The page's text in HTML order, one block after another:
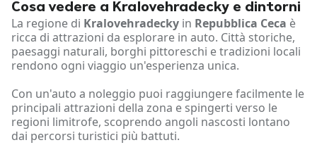
Cosa vedere a Kralovehradecky e dintorni
La regione di Kralovehradecky in Repubblica Ceca è
ricca di attrazioni da esplorare in auto. Città storiche,
paesaggi naturali, borghi pittoreschi e tradizioni locali
rendono ogni viaggio un'esperienza unica.
Con un'auto a noleggio puoi raggiungere facilmente le
principali attrazioni della zona e spingerti verso le
regioni limitrofe, scoprendo angoli nascosti lontano
dai percorsi turistici più battuti.